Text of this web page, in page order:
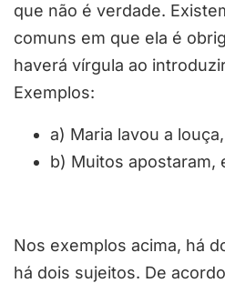
que não é verdade.
comuns em que ela é
haverá vírgula ao
Exemplos:
a) Maria lavou a
b) Muitos apostaram,
Nos exemplos acima, há
há dois sujeitos. De